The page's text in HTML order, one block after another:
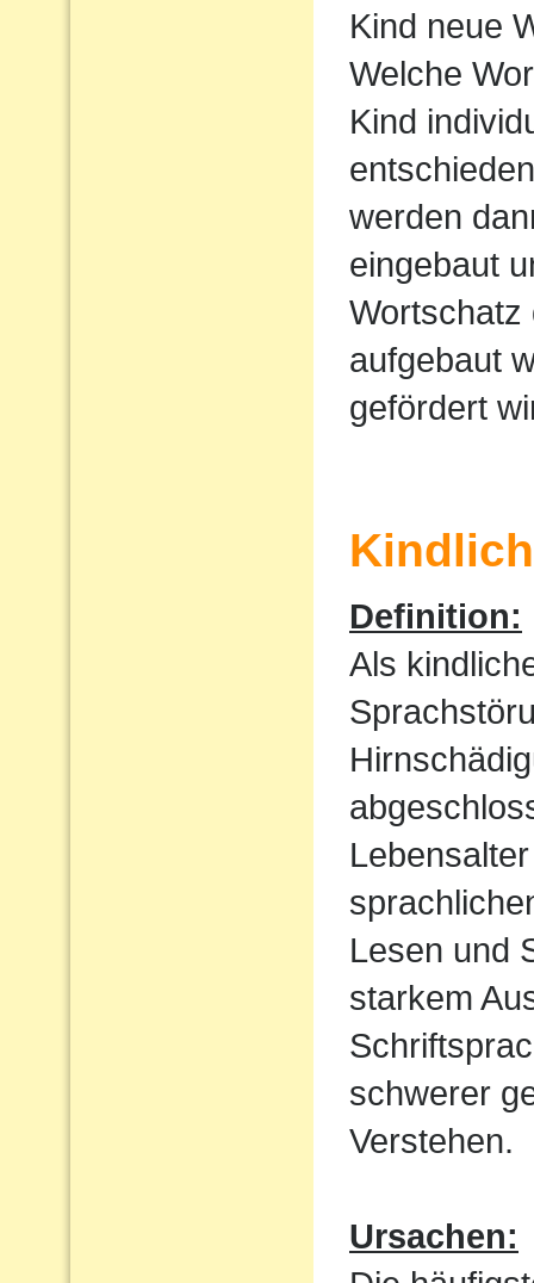
Kind neue
Welche
Kind
werden
eingebaut
Wortschatz
aufgebaut
gefördert
Definition:
Als
Lesen und
starkem
schwerer
Verstehen.
Ursachen: